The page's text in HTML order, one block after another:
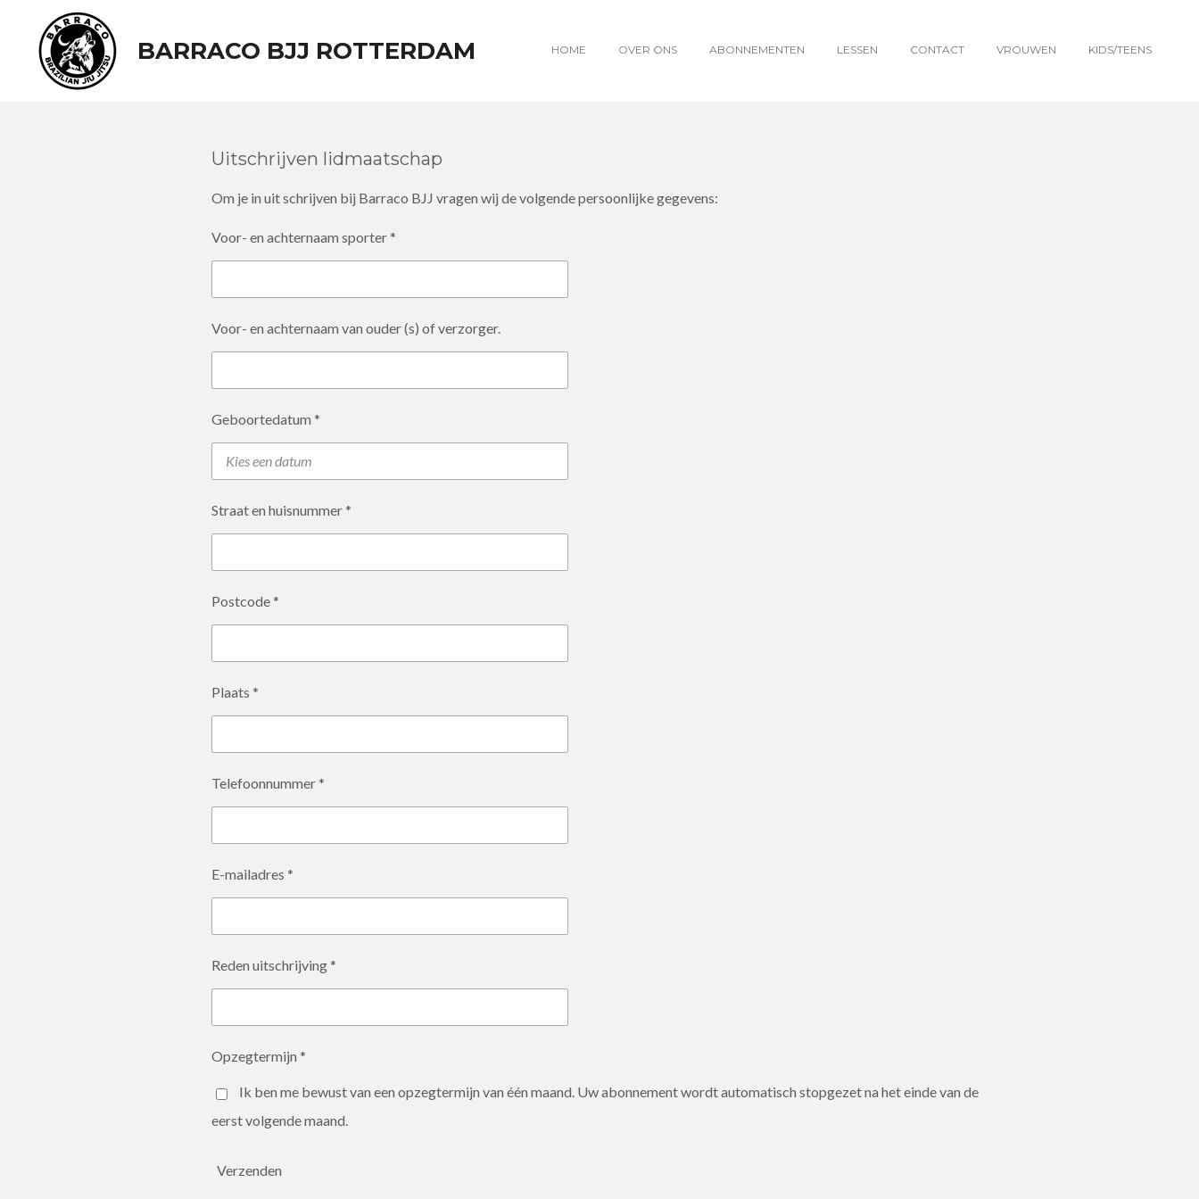
direct
BARRACO BJJ ROTTERDAM HOME OVER ONS ABONNEMENTEN LESSEN CONTACT VROUWEN KIDS/TEENS
Uitschrijven lidmaatschap
Om je in uit schrijven bij Barraco BJJ vragen wij de volgende persoonlijke gegevens:
Voor- en achternaam sporter *
Voor- en achternaam van ouder (s) of verzorger.
Geboortedatum *
Straat en huisnummer *
Postcode *
Plaats *
Telefoonnummer *
E-mailadres *
Reden uitschrijving *
Opzegtermijn *
Ik ben me bewust van een opzegtermijn van één maand. Uw abonnement wordt automatisch stopgezet na het einde van de
eerst volgende maand.
Verzenden